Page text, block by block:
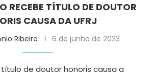
RECEBE TÍTULO DE DOUTOR
CAUSA DA UFRJ
Ribeiro 6 de junho de 2023
título de doutor honoris causa a